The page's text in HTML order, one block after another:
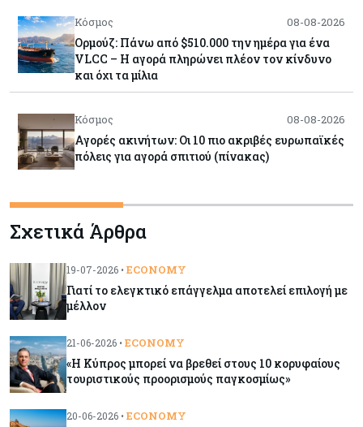
Κόσμος 08-08-2026
Ορμούζ: Πάνω από $510.000 την ημέρα για ένα
VLCC – Η αγορά πληρώνει πλέον τον κίνδυνο
και όχι τα μίλια
Κόσμος 08-08-2026
Αγορές ακινήτων: Οι 10 πιο ακριβές ευρωπαϊκές
πόλεις για αγορά σπιτιού (πίνακας)
Κόσμος 08-08-2026
Οι πυρκαγιές κατακαίνε την Ευρώπη, αλλά οι
ζημιές δεν είναι ασφαλισμένες
Κόσμος 08-08-2026
Γιατί οι κεντρικές τράπεζες αφήνουν τις αγορές
Κόσμος 08-08-2026
Σχετικά Άρθρα
19-07-2026 • ECONOMY
Γιατί το ελεγκτικό επάγγελμα αποτελεί επιλογή με
μέλλον
21-06-2026 • ECONOMY
«Η Κύπρος μπορεί να βρεθεί στους 10 κορυφαίους
τουριστικούς προορισμούς παγκοσμίως»
20-06-2026 • ECONOMY